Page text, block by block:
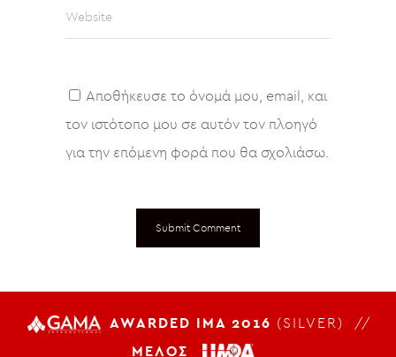
Website
Αποθήκευσε το όνομά μου, email, και
τον ιστότοπο μου σε αυτόν τον πλοηγό
για την επόμενη φορά που θα σχολιάσω.
AWARDED IMA 2016 (SILVER) //
ΜΕΛΟΣ